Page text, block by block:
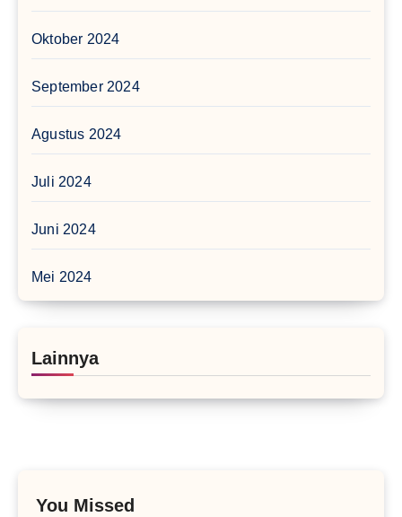
Oktober 2024
September 2024
Agustus 2024
Juli 2024
Juni 2024
Mei 2024
Lainnya
You Missed